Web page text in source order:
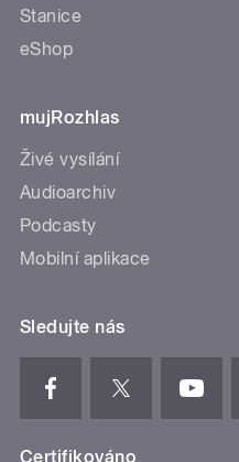
Stanice
eShop
mujRozhlas
Živé vysílání
Audioarchiv
Podcasty
Mobilní aplikace
Sledujte nás
Certifikováno